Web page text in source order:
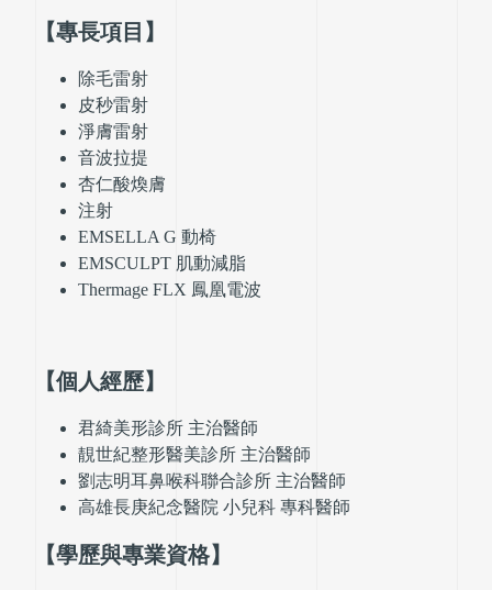
【專長項目】
除毛雷射
皮秒雷射
淨膚雷射
音波拉提
杏仁酸煥膚
注射
EMSELLA G 動椅
EMSCULPT 肌動減脂
Thermage FLX 鳳凰電波
【個人經歷】
君綺美形診所 主治醫師
靚世紀整形醫美診所 主治醫師
劉志明耳鼻喉科聯合診所 主治醫師
高雄長庚紀念醫院 小兒科 專科醫師
【學歷與專業資格】